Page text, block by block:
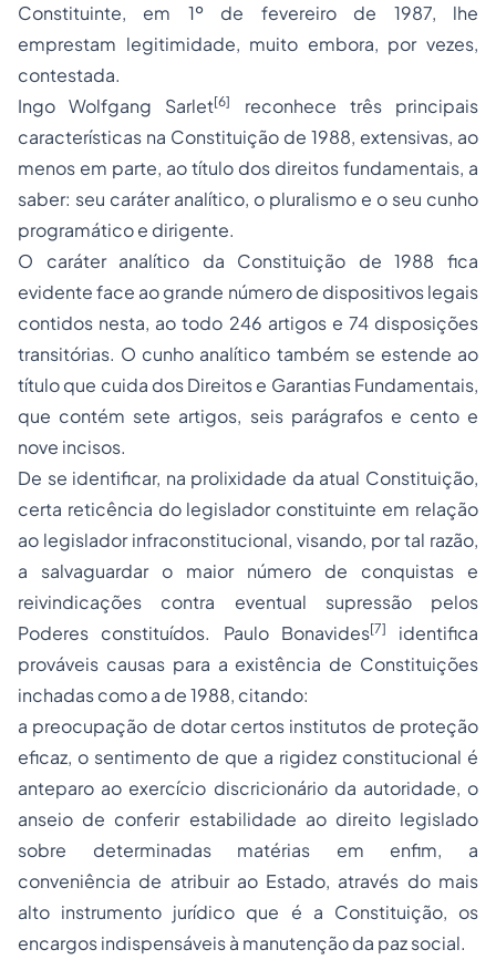
Constituinte, em 1º de fevereiro de 1987, lhe
emprestam legitimidade, muito embora, por vezes,
contestada.
Ingo Wolfgang Sarlet[6]
reconhece três principais
características na Constituição de 1988, extensivas, ao
menos em parte, ao título dos direitos fundamentais, a
saber: seu caráter analítico, o pluralismo e o seu cunho
programático e dirigente.
O caráter analítico da Constituição de 1988 fica
evidente face ao grande número de dispositivos legais
contidos nesta, ao todo 246 artigos e 74 disposições
transitórias. O cunho analítico também se estende ao
título que cuida dos Direitos e Garantias Fundamentais,
que contém sete artigos, seis parágrafos e cento e
nove incisos.
De se identificar, na prolixidade da atual Constituição,
certa reticência do legislador constituinte em relação
ao legislador infraconstitucional, visando, por tal razão,
a salvaguardar o maior número de conquistas e
reivindicações contra eventual supressão pelos
Poderes constituídos. Paulo Bonavides[7]
identifica
prováveis causas para a existência de Constituições
inchadas como a de 1988, citando:
a preocupação de dotar certos institutos de proteção
eficaz, o sentimento de que a rigidez constitucional é
anteparo ao exercício discricionário da autoridade, o
anseio de conferir estabilidade ao direito legislado
sobre determinadas matérias em enfim, a
conveniência de atribuir ao Estado, através do mais
alto instrumento jurídico que é a Constituição, os
encargos indispensáveis à manutenção da paz social.